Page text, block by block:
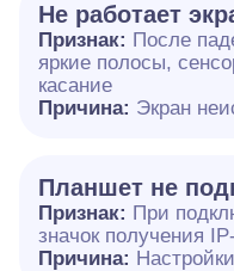
Не работает
Признак: После
яркие полосы,
касание
Причина: Экран
Планшет не
Признак: При
значок получения
Причина: